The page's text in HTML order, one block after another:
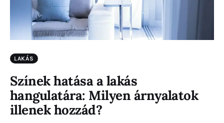
LAKÁS
Színek hatása a lakás
hangulatára: Milyen árnyalatok
illenek hozzád?